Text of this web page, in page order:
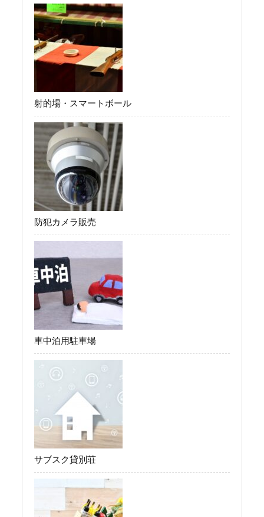
射的場・スマートボール
防犯カメラ販売
車中泊用駐車場
サブスク貸別荘